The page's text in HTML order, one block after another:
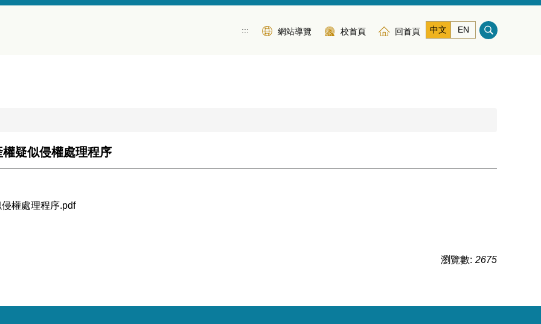
::: 網站導覽 校首頁 回首頁 中文 EN
疑似侵權處理程序
權處理程序.pdf
瀏覽數: 2675